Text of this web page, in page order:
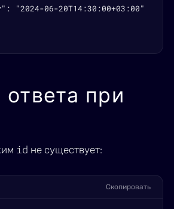
"2024-06-20T14:30:00+03:00"
при
id не существует:
Скопировать